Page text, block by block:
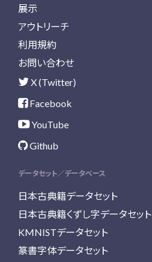
展示
アウトリーチ
利用規約
お問い合わせ
X (Twitter)
Facebook
YouTube
Github
データセット／データベース
日本古典籍データセット
日本古典籍くずし字データセット
KMNISTデータセット
篆書字体データセット